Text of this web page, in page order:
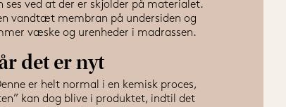
ved at der er skjolder på materialet.
vandtæt membran på undersiden og
væske og urenheder i madrassen.
det er nyt
er helt normal i en kemisk proces,
kan dog blive i produktet, indtil det